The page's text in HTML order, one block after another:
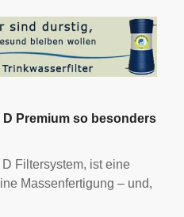
D Premium so besonders
Filtersystem, ist eine
Massenfertigung – und,